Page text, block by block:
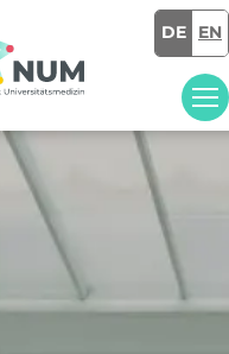
DE EN